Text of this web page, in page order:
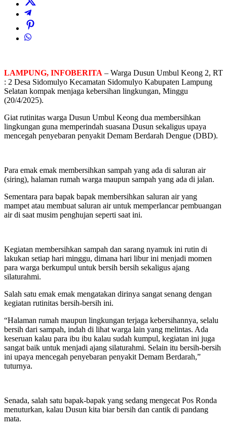
LAMPUNG, INFOBERITA – Warga Dusun Umbul Keong 2, RT
: 2 Desa Sidomulyo Kecamatan Sidomulyo Kabupaten Lampung
Selatan kompak menjaga kebersihan lingkungan, Minggu
(20/4/2025).
Giat rutinitas warga Dusun Umbul Keong dua membersihkan
lingkungan guna memperindah suasana Dusun sekaligus upaya
mencegah penyebaran penyakit Demam Berdarah Dengue (DBD).
Para emak emak membersihkan sampah yang ada di saluran air
(siring), halaman rumah warga maupun sampah yang ada di jalan.
Sementara para bapak bapak membersihkan saluran air yang
mampet atau membuat saluran air untuk memperlancar pembuangan
air di saat musim penghujan seperti saat ini.
Kegiatan membersihkan sampah dan sarang nyamuk ini rutin di
lakukan setiap hari minggu, dimana hari libur ini menjadi momen
para warga berkumpul untuk bersih bersih sekaligus ajang
silaturahmi.
Salah satu emak emak mengatakan dirinya sangat senang dengan
kegiatan rutinitas bersih-bersih ini.
“Halaman rumah maupun lingkungan terjaga kebersihannya, selalu
bersih dari sampah, indah di lihat warga lain yang melintas. Ada
keseruan kalau para ibu ibu kalau sudah kumpul, kegiatan ini juga
sangat baik untuk menjadi ajang silaturahmi. Selain itu bersih-bersih
ini upaya mencegah penyebaran penyakit Demam Berdarah,”
tuturnya.
Senada, salah satu bapak-bapak yang sedang mengecat Pos Ronda
menuturkan, kalau Dusun kita biar bersih dan cantik di pandang
mata.